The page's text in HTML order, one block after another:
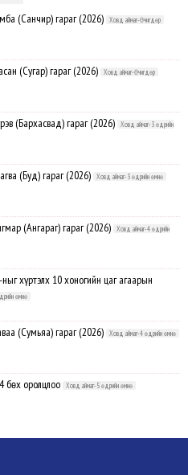
(Санчир) гараг (2026) Ховд аймаг-Өчигдөр
(Сугар) гараг (2026) Ховд аймаг-Өчигдөр
(Бархасвад) гараг (2026)
Ховд аймаг-3 өдрийн
(Буд) гараг (2026) Ховд аймаг-3 өдрийн өмнө
(Ангараг) гараг (2026)
Ховд аймаг-4 өдрийн
хүртэлх 10 хоногийн цаг агаарын
өмнө
(Сумьяа) гараг (2026) Ховд аймаг-4 өдрийн өмнө
бөх оролцлоо Ховд аймаг-5 өдрийн өмнө
харваачдад хүндэтгэл үзүүлэв
Ховд